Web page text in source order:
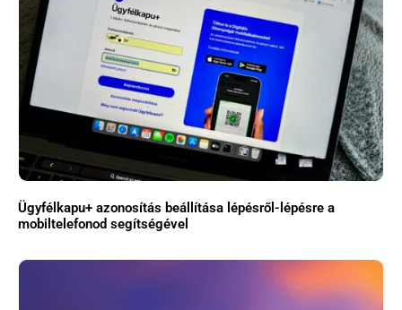
Ügyfélkapu+ azonosítás beállítása lépésről-lépésre a
mobiltelefonod segítségével